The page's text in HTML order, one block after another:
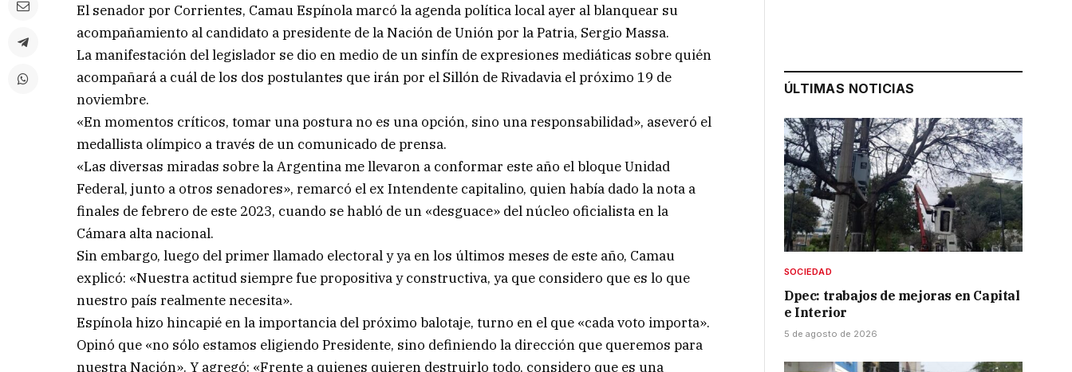
El senador por Corrientes, Camau Espínola marcó la agenda política local ayer al blanquear su
acompañamiento al candidato a presidente de la Nación de Unión por la Patria, Sergio Massa.
La manifestación del legislador se dio en medio de un sinfín de expresiones mediáticas sobre quién
acompañará a cuál de los dos postulantes que irán por el Sillón de Rivadavia el próximo 19 de
noviembre.
«En momentos críticos, tomar una postura no es una opción, sino una responsabilidad», aseveró el
medallista olímpico a través de un comunicado de prensa.
«Las diversas miradas sobre la Argentina me llevaron a conformar este año el bloque Unidad
Federal, junto a otros senadores», remarcó el ex Intendente capitalino, quien había dado la nota a
finales de febrero de este 2023, cuando se habló de un «desguace» del núcleo oficialista en la
Cámara alta nacional.
Sin embargo, luego del primer llamado electoral y ya en los últimos meses de este año, Camau
explicó: «Nuestra actitud siempre fue propositiva y constructiva, ya que considero que es lo que
nuestro país realmente necesita».
Espínola hizo hincapié en la importancia del próximo balotaje, turno en el que «cada voto importa».
Opinó que «no sólo estamos eligiendo Presidente, sino definiendo la dirección que queremos para
nuestra Nación». Y agregó: «Frente a quienes quieren destruirlo todo, considero que es una
ÚLTIMAS NOTICIAS
SOCIEDAD
Dpec: trabajos de mejoras en Capital
e Interior
5 de agosto de 2026